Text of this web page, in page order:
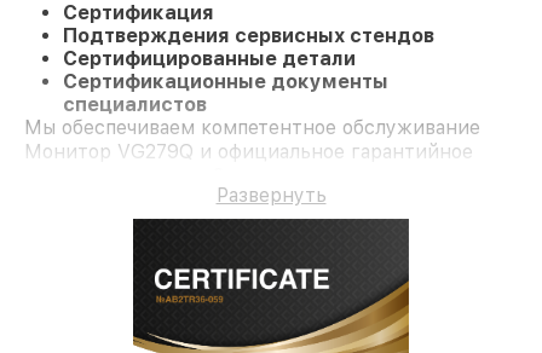
Сертификация
Подтверждения сервисных стендов
Сертифицированные детали
Сертификационные документы
специалистов
Мы обеспечиваем компетентное обслуживание
Монитор VG279Q и официальное гарантийное
Развернуть